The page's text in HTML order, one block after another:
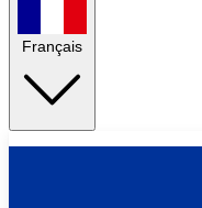
Français